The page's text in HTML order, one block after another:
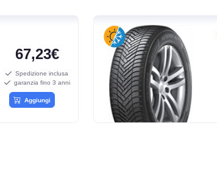
67,23€
Spedizione inclusa
garanzia fino 3 anni
Aggiungi